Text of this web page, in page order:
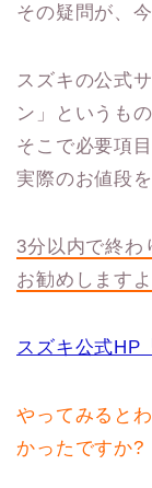
その疑問が、
スズキの公式
ン」というも
そこで必要項
実際のお値段
3分以内で終わ
お勧めしますよ
スズキ公式HP
やってみると
かったですか?